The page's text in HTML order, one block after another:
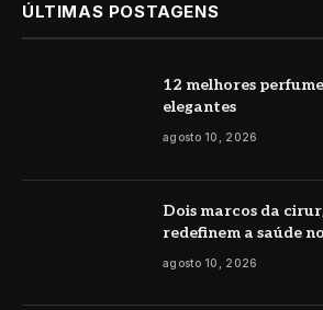
ÚLTIMAS POSTAGENS
12 melhores
elegantes
agosto 10, 2026
Dois marcos da
redefinem a saúde
agosto 10, 2026